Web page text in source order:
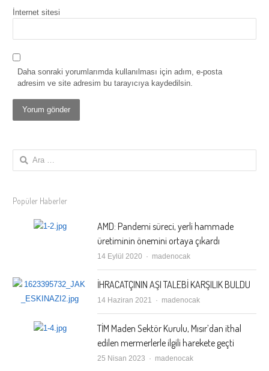
İnternet sitesi
Daha sonraki yorumlarımda kullanılması için adım, e-posta
adresim ve site adresim bu tarayıcıya kaydedilsin.
Arama:
Popüler Haberler
AMD: Pandemi süreci, yerli hammade
üretiminin önemini ortaya çıkardı
14 Eylül 2020 Author
madenocak
İHRACATÇININ AŞI TALEBİ KARŞILIK BULDU
14 Haziran 2021 Author
madenocak
TİM Maden Sektör Kurulu, Mısır’dan ithal
edilen mermerlerle ilgili harekete geçti
25 Nisan 2023 Author
madenocak